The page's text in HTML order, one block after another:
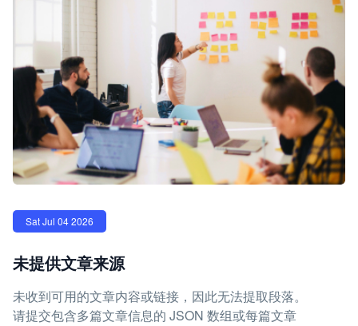
Sat Jul 04 2026
未提供文章来源
未收到可用的文章内容或链接，因此无法提取段落。
请提交包含多篇文章信息的 JSON 数组或每篇文章